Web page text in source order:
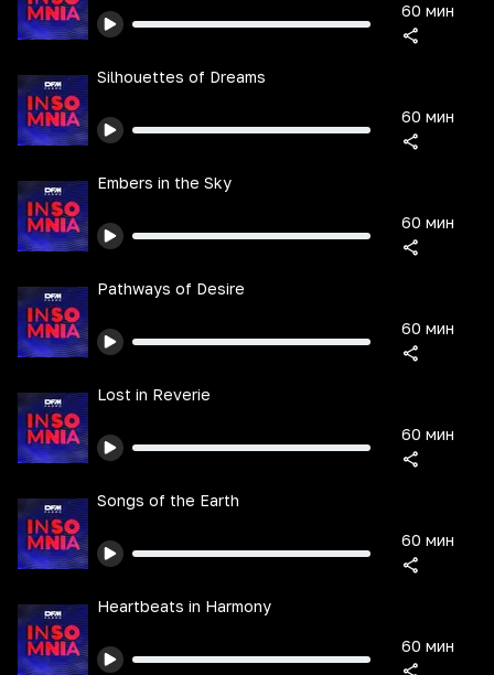
60 мин
Silhouettes of Dreams
60 мин
Embers in the Sky
60 мин
Pathways of Desire
60 мин
Lost in Reverie
60 мин
Songs of the Earth
60 мин
Heartbeats in Harmony
60 мин